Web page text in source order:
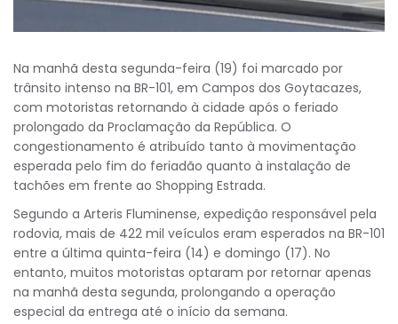
Na manhã desta segunda-feira (19) foi marcado por
trânsito intenso na BR-101, em Campos dos Goytacazes,
com motoristas retornando à cidade após o feriado
prolongado da Proclamação da República. O
congestionamento é atribuído tanto à movimentação
esperada pelo fim do feriadão quanto à instalação de
tachões em frente ao Shopping Estrada.
Segundo a Arteris Fluminense, expedição responsável pela
rodovia, mais de 422 mil veículos eram esperados na BR-101
entre a última quinta-feira (14) e domingo (17). No
entanto, muitos motoristas optaram por retornar apenas
na manhã desta segunda, prolongando a operação
especial da entrega até o início da semana.